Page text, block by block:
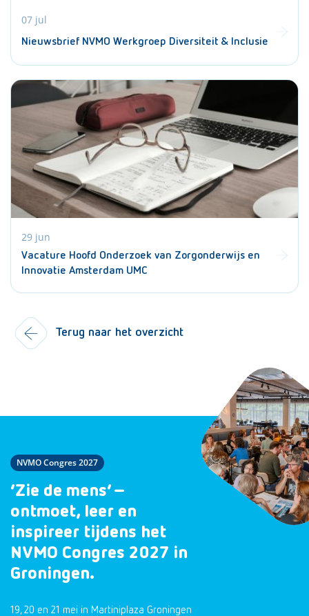
07 jul
Nieuwsbrief NVMO Werkgroep Diversiteit & Inclusie
29 jun
Vacature Hoofd Onderzoek van Zorgonderwijs en
Innovatie Amsterdam UMC
Terug naar het overzicht
NVMO Congres 2027
‘Zie de mens’ –
ontmoet, leer en
inspireer tijdens het
NVMO Congres 2027 in
Groningen.
19, 20 en 21 mei in Martiniplaza Groningen